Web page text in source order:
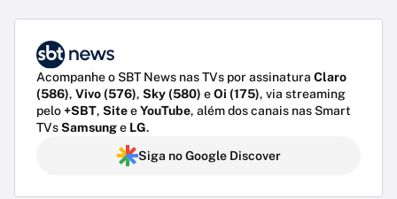
Acompanhe o SBT News nas TVs por assinatura Claro
(586), Vivo (576), Sky (580) eOi (175), via streaming
pelo+SBT, SiteeYouTube, além dos canais nas Smart
TVsSamsunge LG.
Siga no Google Discover